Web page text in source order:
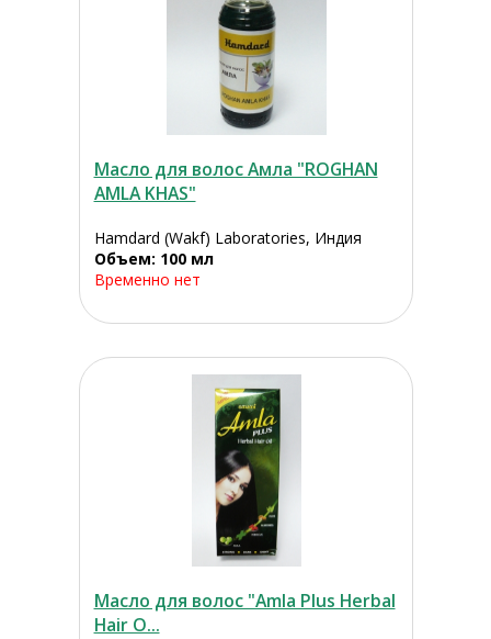
Масло для волос Амла "ROGHAN
AMLA KHAS"
Hamdard (Wakf) Laboratories, Индия
Объем: 100 мл
Временно нет
Масло для волос "Amla Plus Herbal
Hair O...